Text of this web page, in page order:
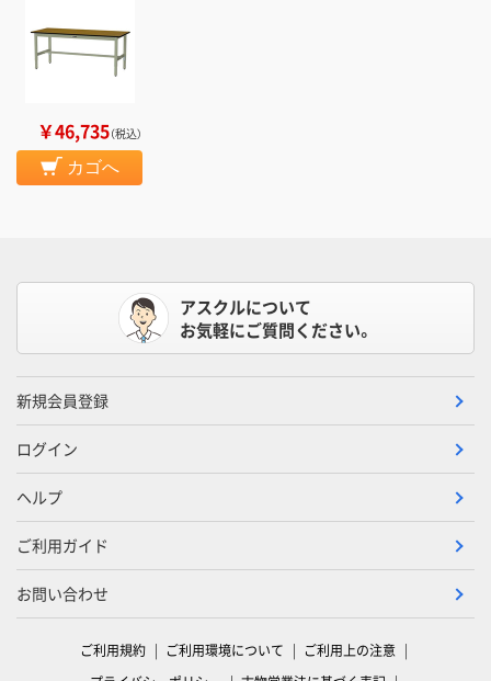
￥46,735（税込）
カゴへ
アスクルについて
お気軽にご質問ください。
新規会員登録
ログイン
ヘルプ
ご利用ガイド
お問い合わせ
ご利用規約 ご利用環境について
ご利用上の注意